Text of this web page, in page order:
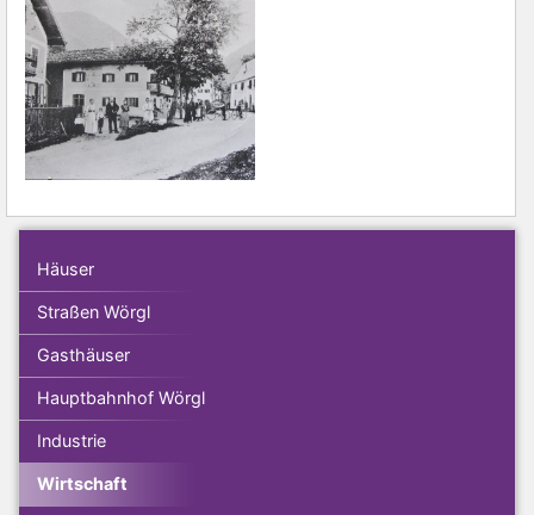
Häuser
Straßen Wörgl
Gasthäuser
Hauptbahnhof Wörgl
Industrie
Wirtschaft